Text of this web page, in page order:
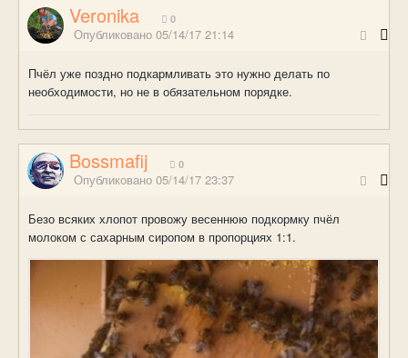
Veronika 0
Опубликовано 05/14/17 21:14
Пчёл уже поздно подкармливать это нужно делать по
необходимости, но не в обязательном порядке.
Bossmafij 0
Опубликовано 05/14/17 23:37
Безо всяких хлопот провожу весеннюю подкормку пчёл
молоком с сахарным сиропом в пропорциях 1:1.